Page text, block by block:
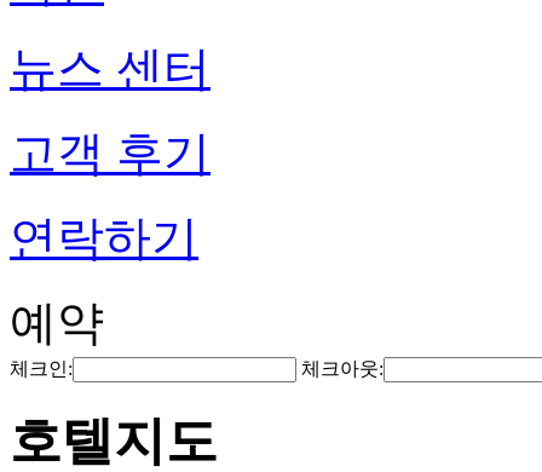
뉴스 센터
고객 후기
연락하기
예약
체크인: 체크아웃:
호텔지도